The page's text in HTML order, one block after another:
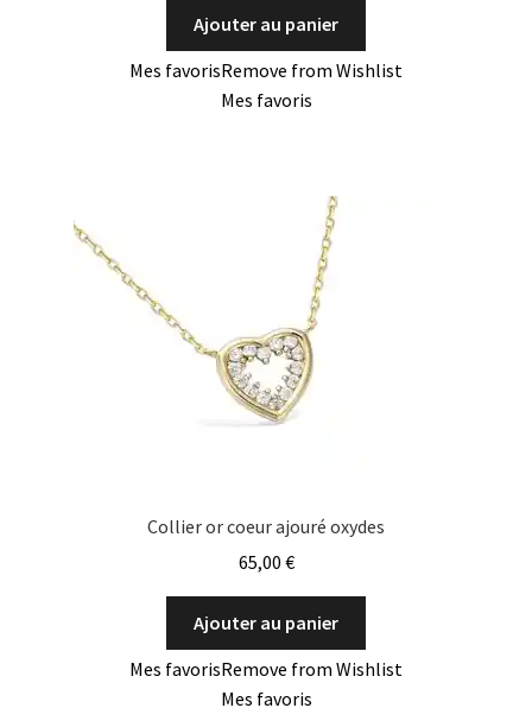
Ajouter au panier
Mes favorisRemove from Wishlist
Mes favoris
Collier or coeur ajouré oxydes
65,00 €
Ajouter au panier
Mes favorisRemove from Wishlist
Mes favoris